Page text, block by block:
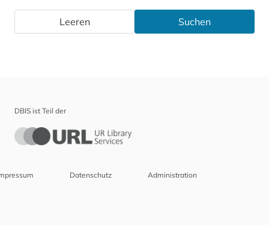
Leeren Suchen
DBIS ist Teil der
Datenschutz Administration